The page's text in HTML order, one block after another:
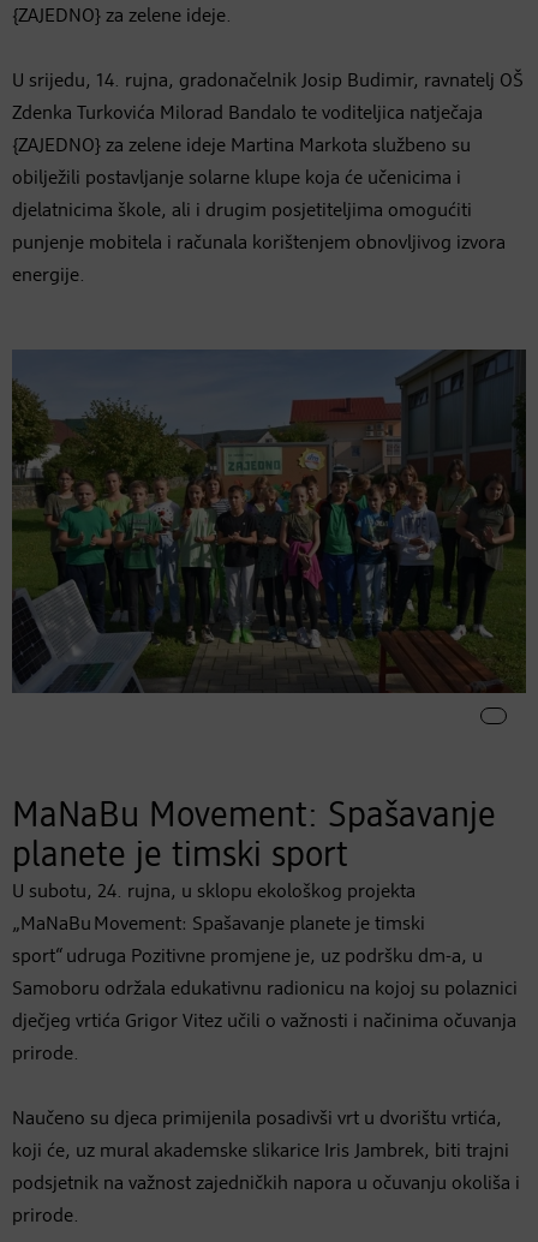
{ZAJEDNO} za zelene ideje.
U srijedu, 14. rujna, gradonačelnik Josip Budimir, ravnatelj OŠ
Zdenka Turkovića Milorad Bandalo te voditeljica natječaja
{ZAJEDNO} za zelene ideje Martina Markota službeno su
obilježili postavljanje solarne klupe koja će učenicima i
djelatnicima škole, ali i drugim posjetiteljima omogućiti
punjenje mobitela i računala korištenjem obnovljivog izvora
energije.
MaNaBu Movement: Spašavanje
planete je timski sport
U subotu, 24. rujna, u sklopu ekološkog projekta
„MaNaBu Movement: Spašavanje planete je timski
sport“ udruga Pozitivne promjene je, uz podršku dm-a, u
Samoboru održala edukativnu radionicu na kojoj su polaznici
dječjeg vrtića Grigor Vitez učili o važnosti i načinima očuvanja
prirode.
Naučeno su djeca primijenila posadivši vrt u dvorištu vrtića,
koji će, uz mural akademske slikarice Iris Jambrek, biti trajni
podsjetnik na važnost zajedničkih napora u očuvanju okoliša i
prirode.